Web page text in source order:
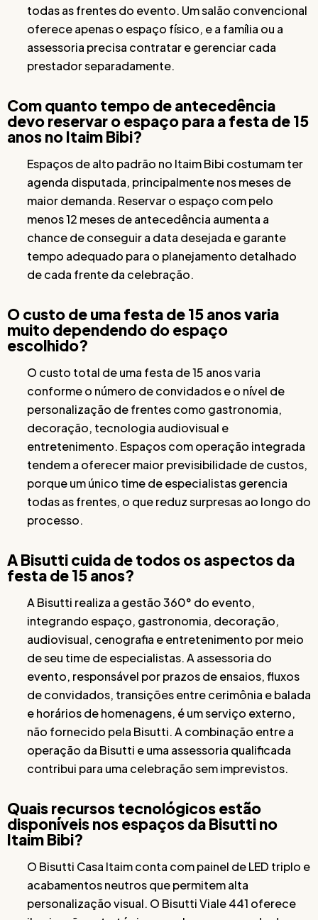
todas as frentes do evento. Um salão convencional
oferece apenas o espaço físico, e a família ou a
assessoria precisa contratar e gerenciar cada
prestador separadamente.
Com quanto tempo de antecedência
devo reservar o espaço para a festa de 15
anos no Itaim Bibi?
Espaços de alto padrão no Itaim Bibi costumam ter
agenda disputada, principalmente nos meses de
maior demanda. Reservar o espaço com pelo
menos 12 meses de antecedência aumenta a
chance de conseguir a data desejada e garante
tempo adequado para o planejamento detalhado
de cada frente da celebração.
O custo de uma festa de 15 anos varia
muito dependendo do espaço
escolhido?
O custo total de uma festa de 15 anos varia
conforme o número de convidados e o nível de
personalização de frentes como gastronomia,
decoração, tecnologia audiovisual e
entretenimento. Espaços com operação integrada
tendem a oferecer maior previsibilidade de custos,
porque um único time de especialistas gerencia
todas as frentes, o que reduz surpresas ao longo do
processo.
A Bisutti cuida de todos os aspectos da
festa de 15 anos?
A Bisutti realiza a gestão 360° do evento,
integrando espaço, gastronomia, decoração,
audiovisual, cenografia e entretenimento por meio
de seu time de especialistas. A assessoria do
evento, responsável por prazos de ensaios, fluxos
de convidados, transições entre cerimônia e balada
e horários de homenagens, é um serviço externo,
não fornecido pela Bisutti. A combinação entre a
operação da Bisutti e uma assessoria qualificada
contribui para uma celebração sem imprevistos.
Quais recursos tecnológicos estão
disponíveis nos espaços da Bisutti no
Itaim Bibi?
O Bisutti Casa Itaim conta com painel de LED triplo e
acabamentos neutros que permitem alta
personalização visual. O Bisutti Viale 441 oferece